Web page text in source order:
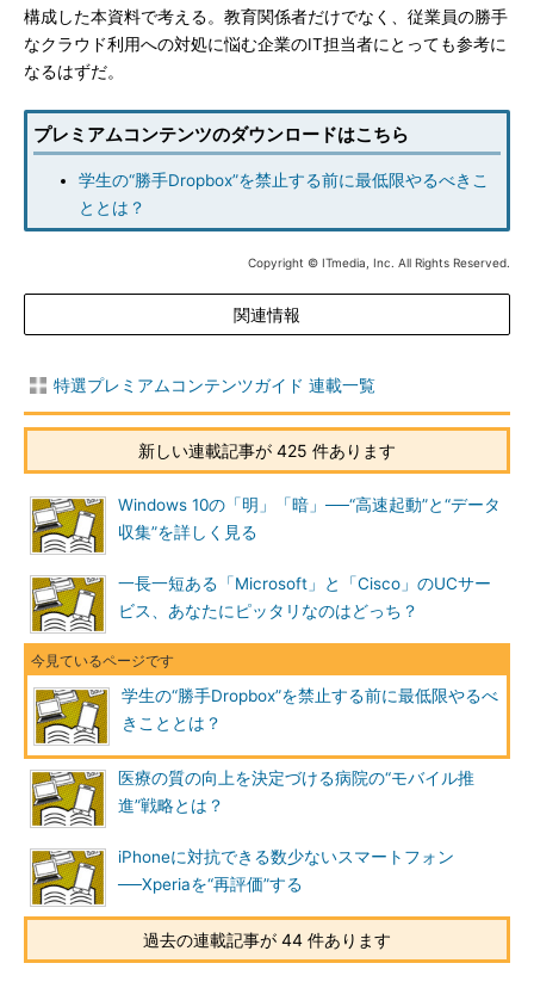
構成した本資料で考える。教育関係者だけでなく、従業員の勝手
なクラウド利用への対処に悩む企業のIT担当者にとっても参考に
なるはずだ。
プレミアムコンテンツのダウンロードはこちら
学生の“勝手Dropbox”を禁止する前に最低限やるべきこ
ととは？
Copyright © ITmedia, Inc. All Rights Reserved.
関連情報
特選プレミアムコンテンツガイド 連載一覧
新しい連載記事が 425 件あります
Windows 10の「明」「暗」──“高速起動”と“データ
収集”を詳しく見る
一長一短ある「Microsoft」と「Cisco」のUCサー
ビス、あなたにピッタリなのはどっち？
学生の“勝手Dropbox”を禁止する前に最低限やるべ
きこととは？
医療の質の向上を決定づける病院の“モバイル推
進”戦略とは？
iPhoneに対抗できる数少ないスマートフォン
──Xperiaを“再評価”する
過去の連載記事が 44 件あります